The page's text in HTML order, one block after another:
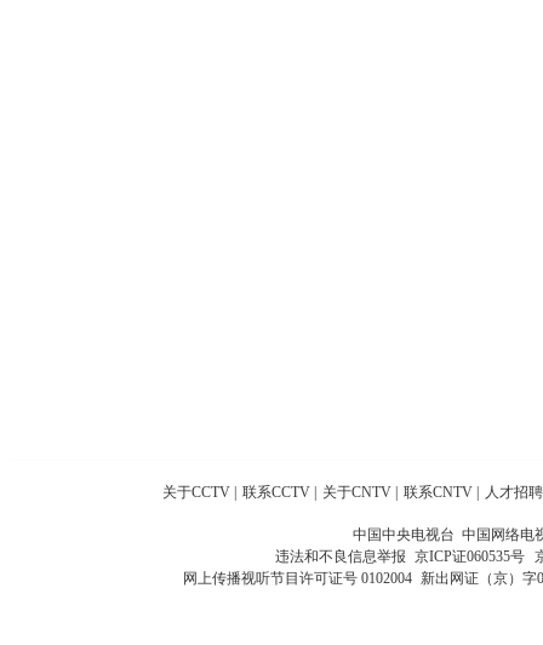
关于CCTV 联系CCTV 关于CNTV 联系CNTV 人才招聘
中国中央电视台 中国网络电
违法和不良信息举报 京ICP证060535号
网上传播视听节目许可证号 0102004 新出网证（京）